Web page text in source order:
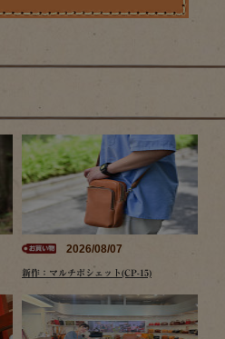
2026/08/07
新作：マルチポシェット(CP-15)